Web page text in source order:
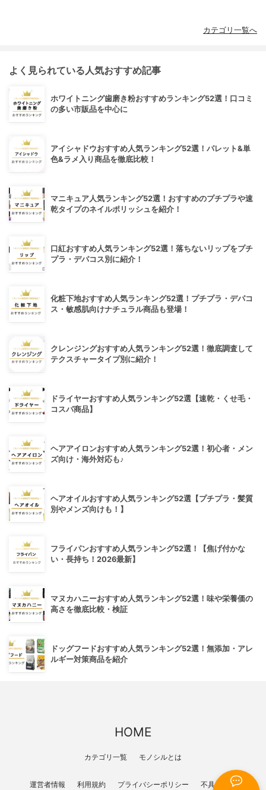
カテゴリ一覧へ
よく見られている人気おすすめ記事
ホワイトニング歯磨き粉おすすめランキング52選！口コミ
の多い市販品を中心に
アイシャドウおすすめ人気ランキング52選！パレット&単
色&ラメ入り商品を徹底比較！
マニキュア人気ランキング52選！おすすめのプチプラや速
乾タイプのネイルポリッシュを紹介！
口紅おすすめ人気ランキング52選！落ちないリップをプチ
プラ・デパコス別に紹介！
化粧下地おすすめ人気ランキング52選！プチプラ・デパコ
ス・敏感肌向けナチュラル商品も登場！
クレンジングおすすめ人気ランキング52選！徹底調査して
テクスチャータイプ別に紹介！
ドライヤーおすすめ人気ランキング52選【速乾・くせ毛・
コスパ商品】
ヘアアイロンおすすめ人気ランキング52選！初心者・メン
ズ向け・海外対応も♪
ヘアオイルおすすめ人気ランキング52選【プチプラ・髪質
別やメンズ向けも！】
フライパンおすすめ人気ランキング52選！【焦げ付かな
い・長持ち！2026最新】
マヌカハニーおすすめ人気ランキング52選！味や栄養価の
高さを徹底比較・検証
ドッグフードおすすめ人気ランキング52選！無添加・アレ
ルギー対策商品を紹介
HOME
カテゴリ一覧 モノシルとは
運営者情報 利用規約 プライバシーポリシー 不具合報告